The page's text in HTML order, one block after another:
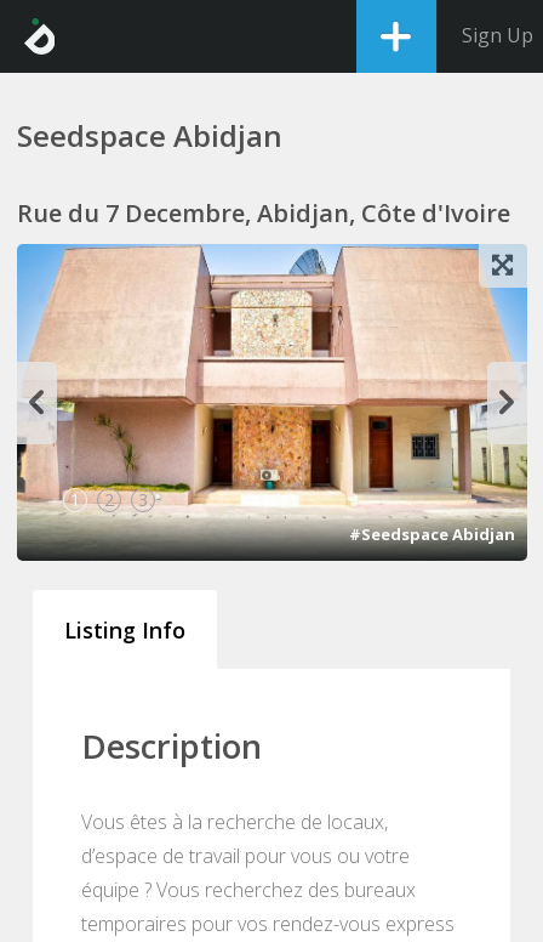
Sign Up
Seedspace Abidjan
Rue du 7 Decembre, Abidjan, Côte d'Ivoire
1 2 3
#Seedspace Abidjan
Listing Info
Description
Vous êtes à la recherche de locaux,
d’espace de travail pour vous ou votre
équipe ? Vous recherchez des bureaux
temporaires pour vos rendez-vous express